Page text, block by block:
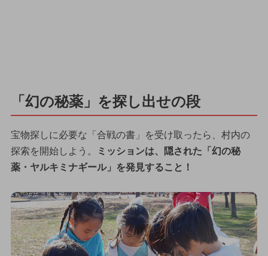
「幻の秘薬」を探し出せの段
宝物探しに必要な「合戦の書」を受け取ったら、村内の
探索を開始しよう。
ミッションは、隠された「幻の秘
薬・ヤルキミナギール」を発見すること！